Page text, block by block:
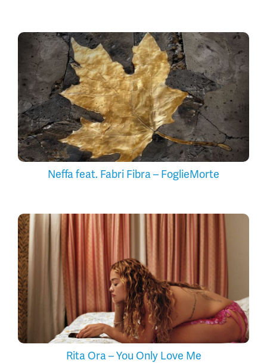
Neffa feat. Fabri Fibra – FoglieMorte
Rita Ora – You Only Love Me